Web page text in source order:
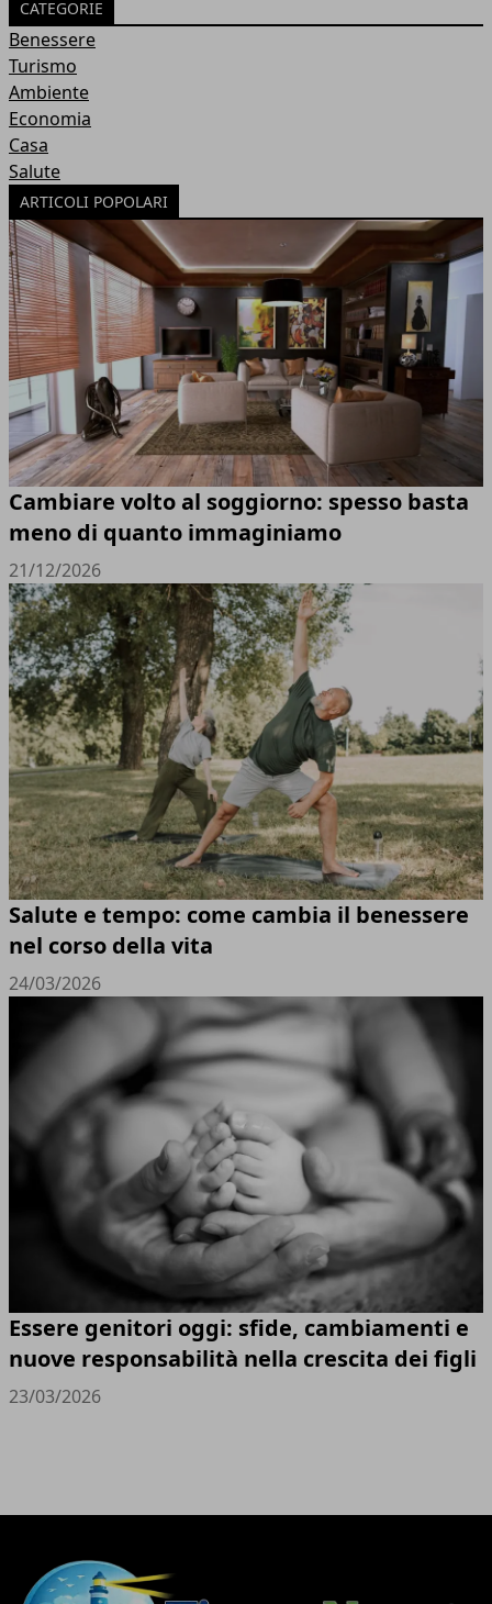
CATEGORIE
Benessere
Turismo
Ambiente
Economia
Casa
Salute
ARTICOLI POPOLARI
Cambiare volto al soggiorno: spesso basta
meno di quanto immaginiamo
21/12/2026
Salute e tempo: come cambia il benessere
nel corso della vita
24/03/2026
Essere genitori oggi: sfide, cambiamenti e
nuove responsabilità nella crescita dei figli
23/03/2026